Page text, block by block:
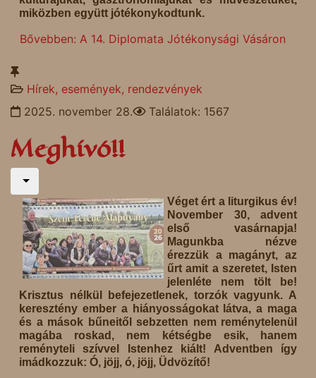
miközben együtt jótékonykodtunk.
Bővebben: A 14. Diplomata Jótékonysági Vásáron
Hírek, események, rendezvények
2025. november 28.
Találatok: 1567
Meghívó!!
Véget ért a liturgikus év!
November 30, advent
első vasárnapja!
Magunkba nézve
érezzük a magányt, az
űrt amit a szeretet, Isten
jelenléte nem tölt be!
Krisztus nélkül befejezetlenek, torzók vagyunk. A
keresztény ember a hiányosságokat látva, a maga
és a mások bűneitől sebzetten nem reménytelenül
magába roskad, nem kétségbe esik, hanem
reményteli szívvel Istenhez kiált! Adventben így
imádkozzuk: Ó, jöjj, ó, jöjj, Üdvözítő!